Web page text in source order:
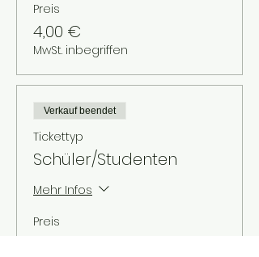
Preis
4,00 €
MwSt. inbegriffen
Verkauf beendet
Tickettyp
Schüler/Studenten
Mehr Infos
Preis